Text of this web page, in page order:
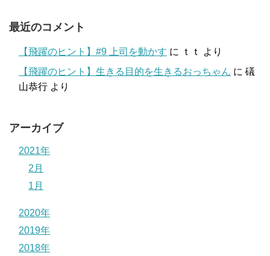
最近のコメント
【飛躍のヒント】#9 上司を動かす に ｔｔ
より
【飛躍のヒント】生きる目的を生きるおっちゃん に 礒
山恭行 より
アーカイブ
2021年
2月
1月
2020年
2019年
2018年